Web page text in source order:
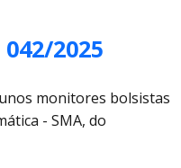
042/2025
monitores bolsistas
- SMA, do